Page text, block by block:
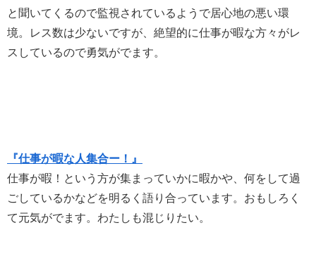
と聞いてくるので監視されているようで居心地の悪い環
境。レス数は少ないですが、絶望的に仕事が暇な方々がレ
スしているので勇気がでます。
『仕事が暇な人集合ー！』
仕事が暇！という方が集まっていかに暇かや、何をして過
ごしているかなどを明るく語り合っています。おもしろく
て元気がでます。わたしも混じりたい。